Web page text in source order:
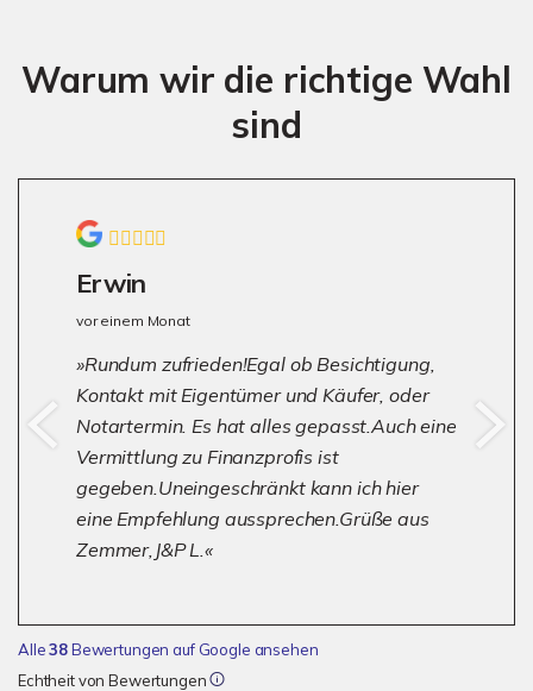
Warum wir die richtige Wahl
sind
Erwin
vor einem Monat
Rundum zufrieden!Egal ob Besichtigung,
Kontakt mit Eigentümer und Käufer, oder
Notartermin. Es hat alles gepasst.Auch eine
Vermittlung zu Finanzprofis ist
gegeben.Uneingeschränkt kann ich hier
eine Empfehlung aussprechen.Grüße aus
Zemmer,J&P L.
Alle38Bewertungen auf Google ansehen
Echtheit von Bewertungen